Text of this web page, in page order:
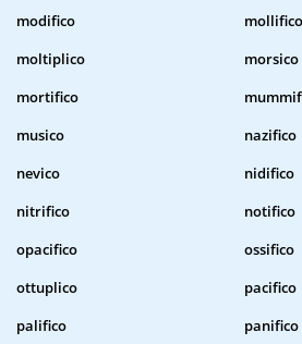
modifico
mollifico
moltiplico
morsico
mortifico
musico
nazifico
nevico
nidifico
nitrifico
notifico
opacifico
ossifico
ottuplico
pacifico
palifico
panifico